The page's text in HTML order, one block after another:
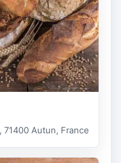
71400 Autun, France